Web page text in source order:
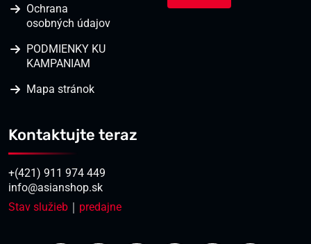
Ochrana
osobných údajov
PODMIENKY KU
KAMPANIAM
Mapa stránok
Kontaktujte teraz
+(421) 911 974 449
info@asianshop.sk
Stav služieb ｜ predajne